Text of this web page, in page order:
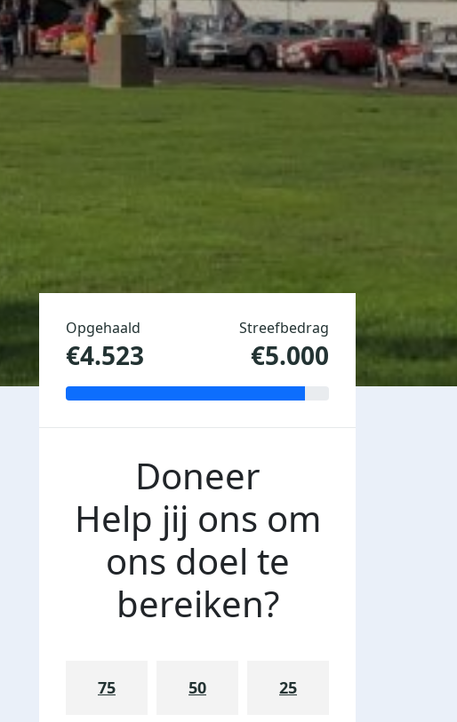
Opgehaald
€4.523
Streefbedrag
€5.000
Doneer
Help jij ons om
ons doel te
bereiken?
75 50 25